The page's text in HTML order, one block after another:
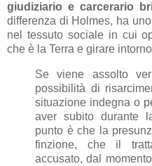
giudiziario e carcerario
differenza di Holmes, ha
nel tessuto sociale in cui
che è la Terra e girare
Se viene assolto
possibilità di
situazione indegna o
aver subito durante
punto è che la
finzione, che il
accusato, dal